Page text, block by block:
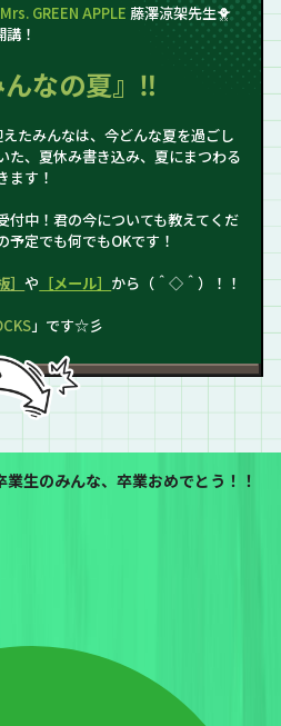
Mrs. GREEN APPLE 藤澤涼架先生🐥
！
んなの夏』‼
たみんなは、今どんな夏を過ごし
た、夏休み書き込み、夏にまつわる
ます！
付中！君の今についても教えてくだ
定でも何でもOKです！
］や ［メール］ から（＾◇＾）！！
」です☆彡
生のみんな、卒業おめでとう！！